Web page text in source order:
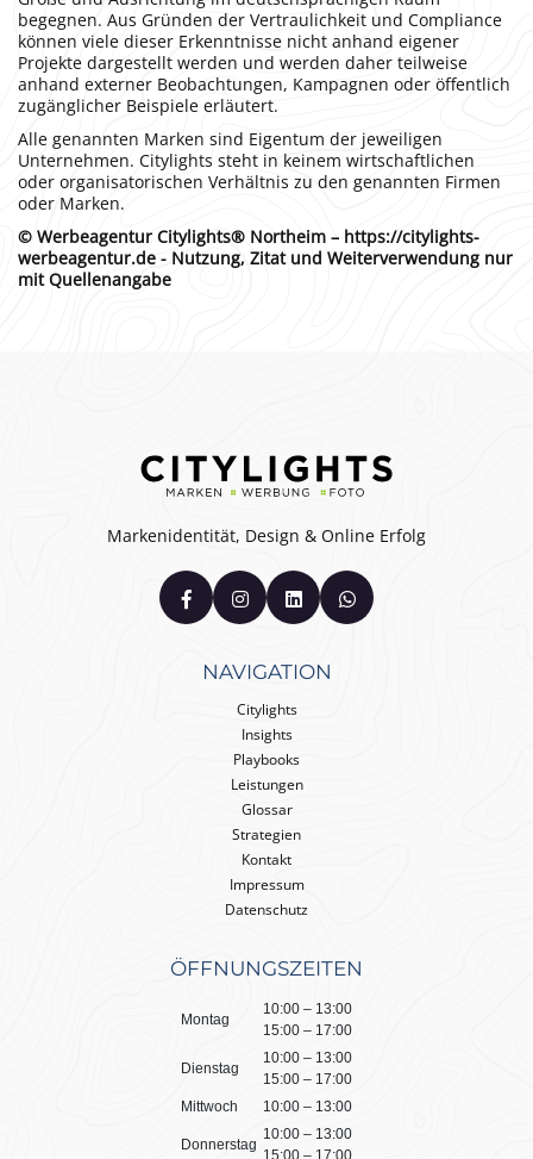
begegnen. Aus Gründen der Vertraulichkeit und Compliance
können viele dieser Erkenntnisse nicht anhand eigener
Projekte dargestellt werden und werden daher teilweise
anhand externer Beobachtungen, Kampagnen oder öffentlich
zugänglicher Beispiele erläutert.
Alle genannten Marken sind Eigentum der jeweiligen
Unternehmen. Citylights steht in keinem wirtschaftlichen
oder organisatorischen Verhältnis zu den genannten Firmen
oder Marken.
© Werbeagentur Citylights® Northeim – https://citylights-
werbeagentur.de - Nutzung, Zitat und Weiterverwendung nur
mit Quellenangabe
Markenidentität, Design & Online Erfolg
NAVIGATION
Citylights
Insights
Playbooks
Leistungen
Glossar
Strategien
Kontakt
Impressum
Datenschutz
ÖFFNUNGSZEITEN
Montag
10:00 – 13:00
15:00 – 17:00
Dienstag
10:00 – 13:00
15:00 – 17:00
Mittwoch
10:00 – 13:00
Donnerstag
10:00 – 13:00
15:00 – 17:00